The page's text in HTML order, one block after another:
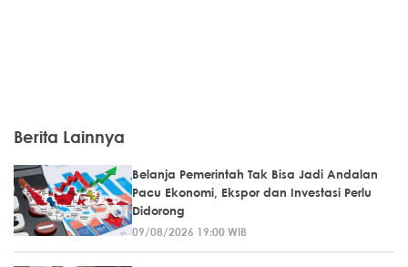
Berita Lainnya
Belanja Pemerintah Tak Bisa Jadi Andalan
Pacu Ekonomi, Ekspor dan Investasi Perlu
Didorong
09/08/2026 19:00 WIB